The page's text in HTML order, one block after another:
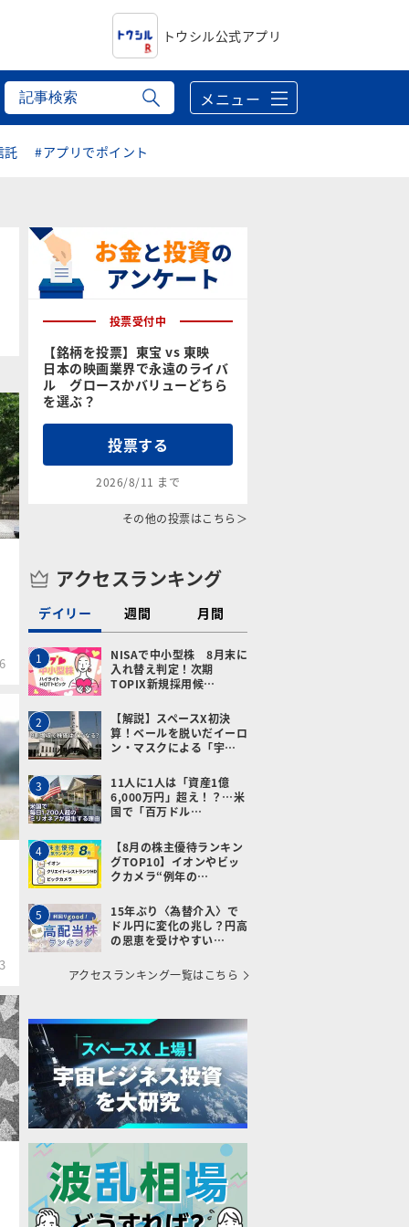
トウシル公式アプリ
メニュー
託 #アプリでポイント
投票受付中
【銘柄を投票】東宝 vs 東映
日本の映画業界で永遠のライバ
ル グロースかバリューどちら
を選ぶ？
投票する
2026/8/11 まで
その他の投票はこちら＞
アクセスランキング
デイリー 週間 月間
1
NISAで中小型株 8月末に
入れ替え判定！次期
TOPIX新規採用候…
2
【解説】スペースX初決
算！ベールを脱いだイーロ
ン・マスクによる「宇…
3
11人に1人は「資産1億
6,000万円」超え！？…米
国で「百万ドル…
4
【8月の株主優待ランキン
グTOP10】イオンやビッ
クカメラ“例年の…
5
15年ぶり〈為替介入〉で
ドル円に変化の兆し？円高
の恩恵を受けやすい…
アクセスランキング一覧はこちら